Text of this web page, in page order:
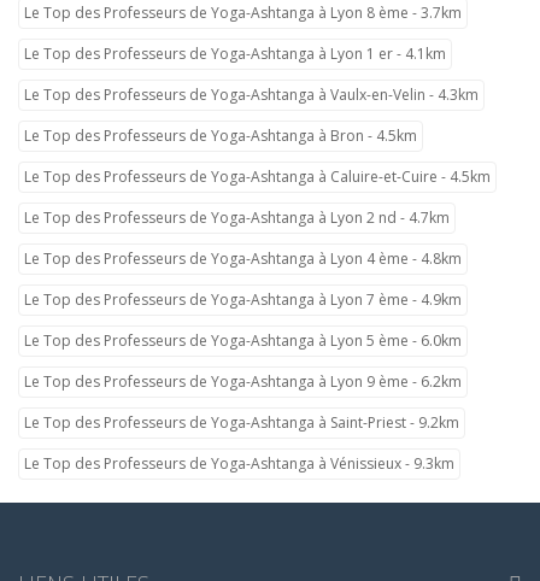
Le Top des Professeurs de Yoga-Ashtanga à Lyon 8 ème - 3.7km
Le Top des Professeurs de Yoga-Ashtanga à Lyon 1 er - 4.1km
Le Top des Professeurs de Yoga-Ashtanga à Vaulx-en-Velin - 4.3km
Le Top des Professeurs de Yoga-Ashtanga à Bron - 4.5km
Le Top des Professeurs de Yoga-Ashtanga à Caluire-et-Cuire - 4.5km
Le Top des Professeurs de Yoga-Ashtanga à Lyon 2 nd - 4.7km
Le Top des Professeurs de Yoga-Ashtanga à Lyon 4 ème - 4.8km
Le Top des Professeurs de Yoga-Ashtanga à Lyon 7 ème - 4.9km
Le Top des Professeurs de Yoga-Ashtanga à Lyon 5 ème - 6.0km
Le Top des Professeurs de Yoga-Ashtanga à Lyon 9 ème - 6.2km
Le Top des Professeurs de Yoga-Ashtanga à Saint-Priest - 9.2km
Le Top des Professeurs de Yoga-Ashtanga à Vénissieux - 9.3km